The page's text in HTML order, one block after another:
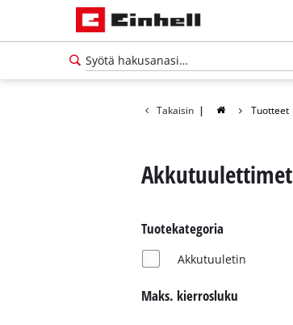
Takaisin | Tuotteet
Akkutuulettimet
Tuotekategoria
Akkutuuletin
Maks. kierrosluku